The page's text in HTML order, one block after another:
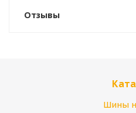
Отзывы
Шины